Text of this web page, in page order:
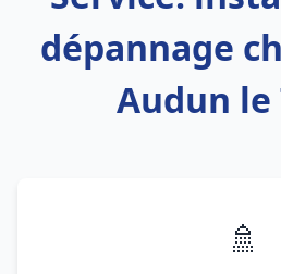
dépannage
Audun le
🚿